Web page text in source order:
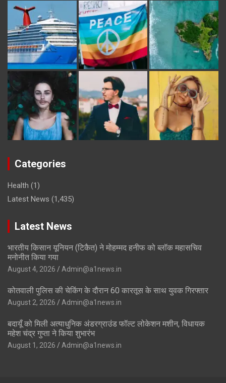
Categories
Health (1)
Latest News (1,435)
Latest News
भारतीय किसान यूनियन (टिकैत) ने मोहम्मद हनीफ को ब्लॉक महासचिव
मनोनीत किया गया
August 4, 2026 Admin@a1news.in
कोतवाली पुलिस की चेकिंग के दौरान 60 कारतूस के साथ युवक गिरफ्तार
August 2, 2026 Admin@a1news.in
बदायूँ को मिली अत्याधुनिक अंडरग्राउंड फॉल्ट लोकेशन मशीन, विधायक
महेश चंद्र गुप्ता ने किया शुभारंभ
August 1, 2026 Admin@a1news.in